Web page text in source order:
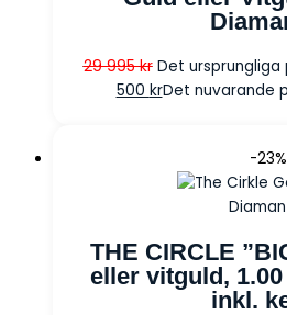
29 995kr Det ursprungliga
500 krDet nuvarande
-23%
THE CIRCLE
eller vitguld,
inkl.